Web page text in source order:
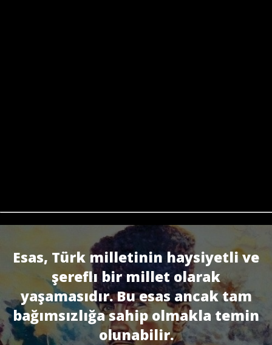
Esas, Türk milletinin haysiyetli ve
şereflı bir millet olarak
yaşamasıdır. Bu esas ancak tam
bağımsızlığa sahip olmakla temin
olunabilir.